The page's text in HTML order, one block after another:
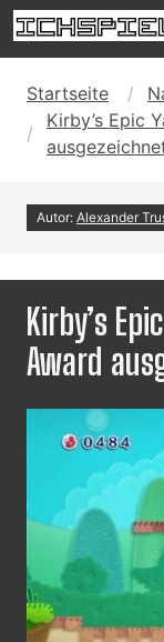
Startseite
Kirby’s Epic
Autor: Alexander
Kirby’s
Award